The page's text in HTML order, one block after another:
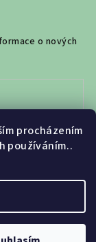
procházením
používáním..
o nových